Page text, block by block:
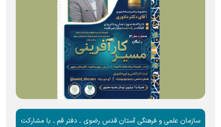
سازمان علمی و فرهنگی آستان قدس رضوی ـ دفتر قم ـ با مشارکت